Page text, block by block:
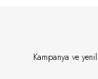
Kampanya ve